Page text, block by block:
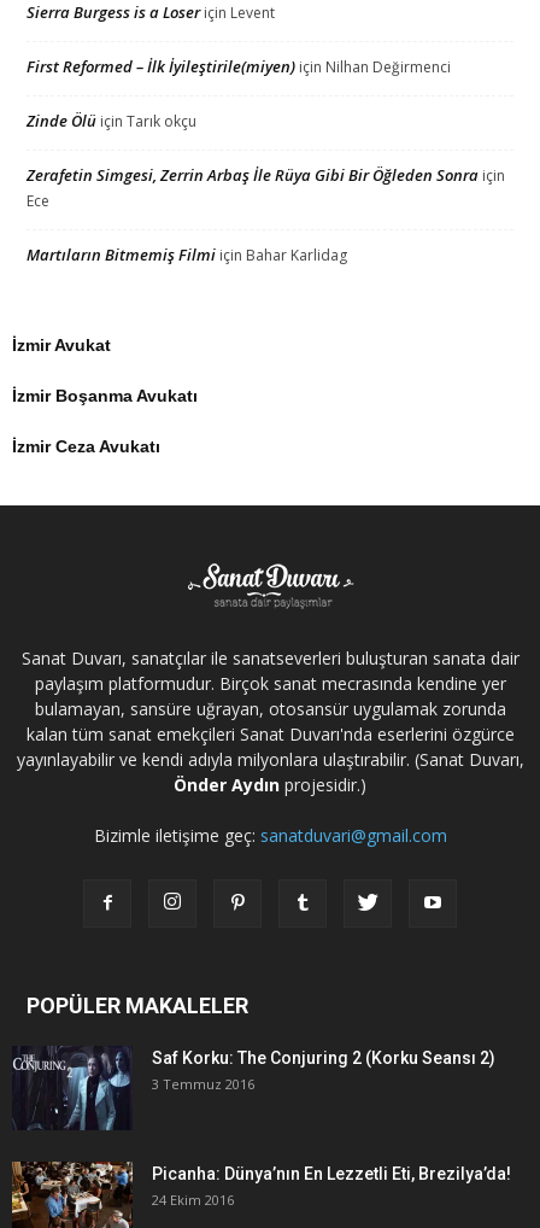
Sierra Burgess is a Loseriçin Levent
First Reformed – İlk İyileştirile(miyen) için Nilhan Değirmenci
Zinde Ölü için Tarık okçu
Zerafetin Simgesi, Zerrin Arbaş İle Rüya Gibi Bir Öğleden Sonra için
Ece
Martıların Bitmemiş Filmi için Bahar Karlidag
İzmir Avukat
İzmir Boşanma Avukatı
İzmir Ceza Avukatı
Sanat Duvarı, sanatçılar ile sanatseverleri buluşturan sanata dair
paylaşım platformudur. Birçok sanat mecrasında kendine yer
bulamayan, sansüre uğrayan, otosansür uygulamak zorunda
kalan tüm sanat emekçileri Sanat Duvarı'nda eserlerini özgürce
yayınlayabilir ve kendi adıyla milyonlara ulaştırabilir. (Sanat Duvarı,
Önder Aydın projesidir.)
Bizimle iletişime geç: sanatduvari@gmail.com
POPÜLER MAKALELER
Saf Korku: The Conjuring 2 (Korku Seansı 2)
3 Temmuz 2016
Picanha: Dünya’nın En Lezzetli Eti, Brezilya’da!
24 Ekim 2016